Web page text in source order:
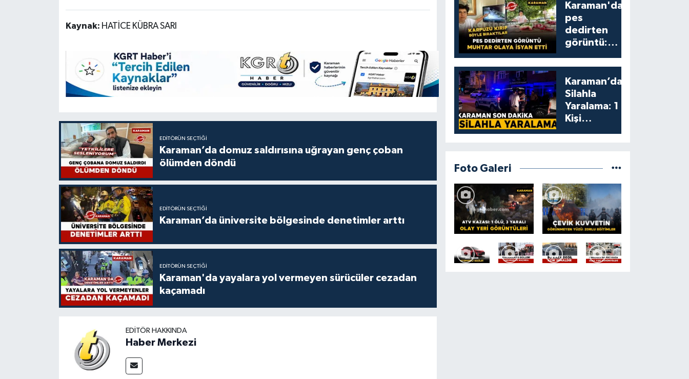
Kaynak: HATİCE KÜBRA SARI
EDITÖRÜN SEÇTIĞI
Karaman’da domuz saldırısına uğrayan genç çoban
ölümden döndü
EDITÖRÜN SEÇTIĞI
Karaman’da üniversite bölgesinde denetimler arttı
EDITÖRÜN SEÇTIĞI
Karaman'da yayalara yol vermeyen sürücüler cezadan
kaçamadı
EDITÖR HAKKINDA
Haber Merkezi
Karaman'da
pes
dedirten
görüntü:
yumruklayıp
yediler,
artıklarını
kamelyada
bıraktılar
Karaman’da
Silahla
Yaralama: 1
Kişi
Foto Galeri